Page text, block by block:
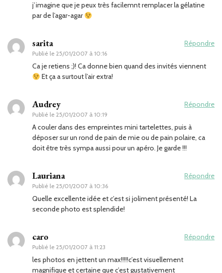
j’imagine que je peux très facilemnt remplacer la gélatine
par de l’agar-agar
sarita
Publié le 25/01/2007 à 10:16
Répondre
Ca je retiens ;)! Ca donne bien quand des invités viennent
Et ça a surtout l’air extra!
Audrey
Publié le 25/01/2007 à 10:19
Répondre
A couler dans des empreintes mini tartelettes, puis à
déposer sur un rond de pain de mie ou de pain polaire, ca
doit être très sympa aussi pour un apéro. Je garde !!!
Lauriana
Publié le 25/01/2007 à 10:36
Répondre
Quelle excellente idée et c’est si joliment présenté! La
seconde photo est splendide!
caro
Publié le 25/01/2007 à 11:23
Répondre
les photos en jettent un max!!!!!c’est visuellement
magnifique et certaine que c’est gustativement